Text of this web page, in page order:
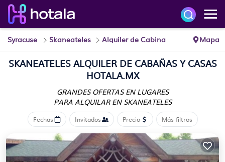
Syracuse Skaneateles Alquiler de Cabina Mapa
SKANEATELES ALQUILER DE CABAÑAS Y CASAS
HOTALA.MX
GRANDES OFERTAS EN LUGARES
PARA ALQUILAR EN SKANEATELES
Fechas Invitados Precio Más filtros